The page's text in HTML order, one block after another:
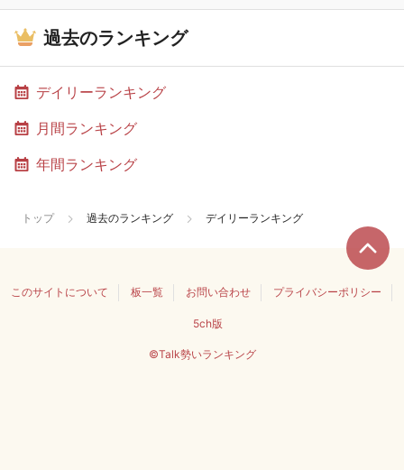
過去のランキング
デイリーランキング
月間ランキング
年間ランキング
トップ 過去のランキング デイリーランキング
このサイトについて 板一覧 お問い合わせ プライバシーポリシー
5ch版
©Talk勢いランキング